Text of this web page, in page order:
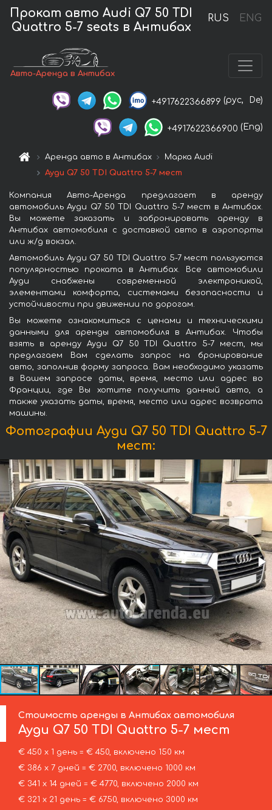
RUS ENG
Прокат авто Audi Q7 50 TDI
Quattro 5-7 seats в Антибах
Авто-Аренда в Антибах
+4917622366899 (рус, De)
+4917622366900 (Eng)
Аренда авто в Антибах
Марка Audi
Ауди Q7 50 TDI Quattro 5-7 мест
Компания Авто-Аренда предлагает в аренду
автомобиль Ауди Q7 50 TDI Quattro 5-7 мест в Антибах.
Вы можете заказать и забронировать аренду в
Антибах автомобиля с доставкой авто в аэропорты
или ж/д вокзал.
Автомобиль Ауди Q7 50 TDI Quattro 5-7 мест пользуются
популярностью проката в Антибах. Все автомобили
Ауди снабжены современной электроникой,
элементами комфорта, системами безопасности и
устойчивости при движении по дорогам.
Вы можете ознакомиться с ценами и техническими
данными для аренды автомобиля в Антибах. Чтобы
взять в аренду Ауди Q7 50 TDI Quattro 5-7 мест, мы
предлагаем Вам сделать запрос на бронирование
авто, заполнив форму запроса. Вам необходимо указать
в Вашем запросе даты, время, место или адрес во
Франции, где Вы хотите получить данный авто, а
также указать даты, время, место или адрес возврата
машины.
Фотографии Ауди Q7 50 TDI Quattro 5-7
мест:
Стоимость аренды в Антибах автомобиля
Ауди Q7 50 TDI Quattro 5-7 мест
€ 450 х 1 день = € 450, включено 150 км
€ 386 х 7 дней = € 2700, включено 1000 км
€ 341 х 14 дней = € 4770, включено 2000 км
€ 321 х 21 день = € 6750, включено 3000 км